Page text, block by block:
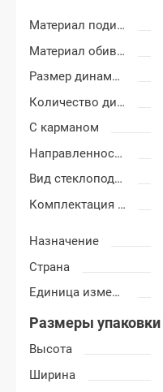
Материал подиумов
Материал обивки подиумов
Размер динамиков
Количество динамиков
С карманом
Направленность
Вид стеклоподъемников
Комплектация подиумов
Назначение
Страна
Единица измерения
Размеры упаковки
Высота
Ширина